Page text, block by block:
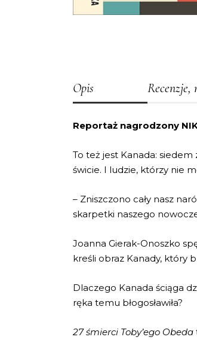
Opis Recenzje,
Reportaż nagrodzony
To też jest Kanada:
świcie. I ludzie, którzy nie
– Zniszczono cały nasz
skarpetki naszego
Joanna Gierak-Onoszko
kreśli obraz Kanady, który
Dlaczego Kanada ściąga
ręka temu błogosławiła?
27 śmierci Toby’ego Obeda